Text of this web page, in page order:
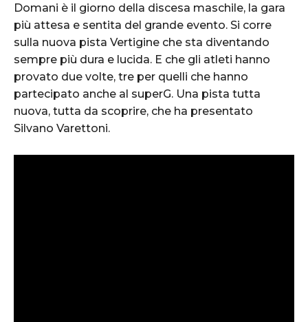
Domani è il giorno della discesa maschile, la gara
più attesa e sentita del grande evento. Si corre
sulla nuova pista Vertigine che sta diventando
sempre più dura e lucida. E che gli atleti hanno
provato due volte, tre per quelli che hanno
partecipato anche al superG. Una pista tutta
nuova, tutta da scoprire, che ha presentato
Silvano Varettoni.